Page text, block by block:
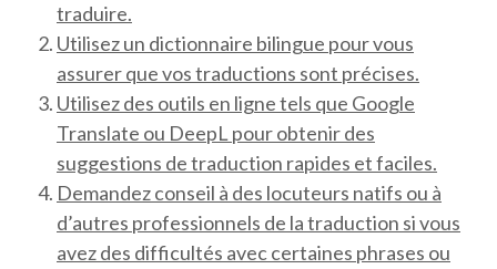
traduire.
Utilisez un dictionnaire bilingue pour vous
assurer que vos traductions sont précises.
Utilisez des outils en ligne tels que Google
Translate ou DeepL pour obtenir des
suggestions de traduction rapides et faciles.
Demandez conseil à des locuteurs natifs ou à
d’autres professionnels de la traduction si vous
avez des difficultés avec certaines phrases ou